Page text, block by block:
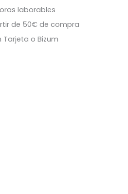
laborables
de 50€ de compra
o Bizum